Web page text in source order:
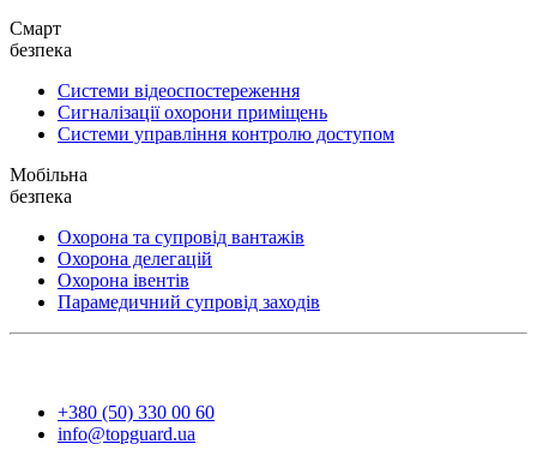
Смарт
безпека
Системи відеоспостереження
Сигналізації охорони приміщень
Системи управління контролю доступом
Мобільна
безпека
Охорона та супровід вантажів
Охорона делегацій
Охорона івентів
Парамедичний супровід заходів
+380 (50) 330 00 60
info@topguard.ua